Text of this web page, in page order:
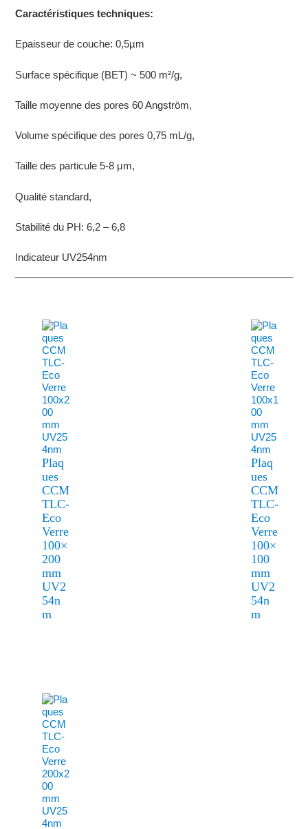
Caractéristiques techniques:
Epaisseur de couche: 0,5µm
Surface spécifique (BET) ~ 500 m²/g,
Taille moyenne des pores 60 Angström,
Volume spécifique des pores 0,75 mL/g,
Taille des particule 5-8 μm,
Qualité standard,
Stabilité du PH: 6,2 – 6,8
Indicateur UV254nm
Plaq
ues
CCM
TLC-
Eco
Verre
100×
200
mm
UV2
54n
m
Plaq
ues
CCM
TLC-
Eco
Verre
100×
100
mm
UV2
54n
m